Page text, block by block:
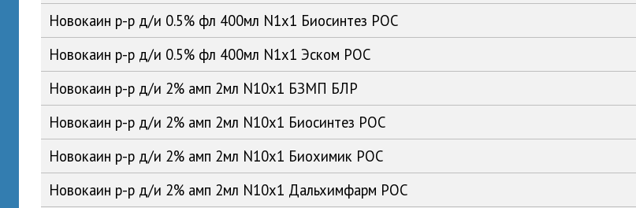
Новокаин р-р д/и 0.5% фл 400мл N1x1 Биосинтез РОС
Новокаин р-р д/и 0.5% фл 400мл N1x1 Эском РОС
Новокаин р-р д/и 2% амп 2мл N10x1 БЗМП БЛР
Новокаин р-р д/и 2% амп 2мл N10x1 Биосинтез РОС
Новокаин р-р д/и 2% амп 2мл N10x1 Биохимик РОС
Новокаин р-р д/и 2% амп 2мл N10x1 Дальхимфарм РОС